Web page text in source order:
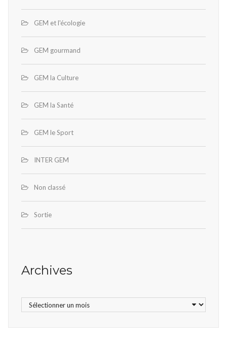
GEM et l'écologie
GEM gourmand
GEM la Culture
GEM la Santé
GEM le Sport
INTER GEM
Non classé
Sortie
Archives